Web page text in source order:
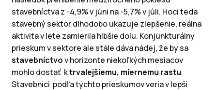
stavebníctva z -4,9% v júni na -5,7% v júli. Hoci teda
stavebný sektor dlhodobo ukazuje zlepšenie, reálna
aktivita v lete zamierila hlbšie dolu. Konjunkturálny
prieskum v sektore ale stále dáva nádej, že by sa
stavebníctvov horizonte niekoľkých mesiacov
mohlo dostať ktrvalejšiemu, miernemu rastu.
Stavebníci podľa týchto prieskumov veria v lepší